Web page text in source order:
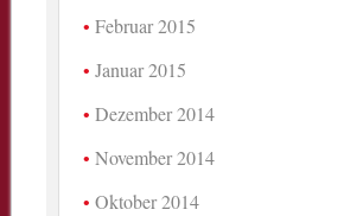
Februar 2015
Januar 2015
Dezember 2014
November 2014
Oktober 2014